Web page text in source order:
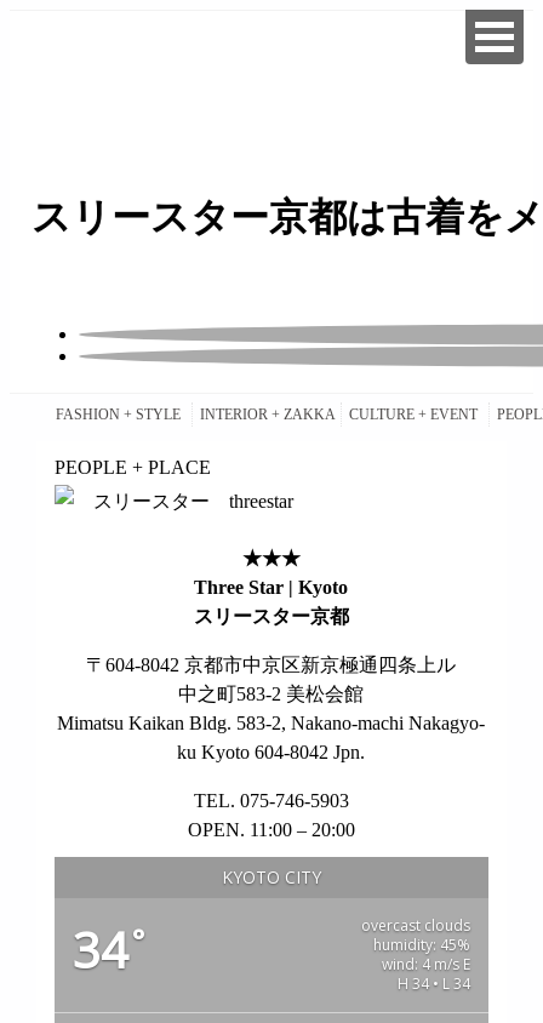
スリースター京都は古着を
FASHION + STYLE INTERIOR + ZAKKA CULTURE + EVENT
PEOPLE + PLACE
★★★
Three Star | Kyoto
スリースター京都
〒604-8042 京都市中京区新京極通四条上ル
中之町583-2 美松会館
Mimatsu Kaikan Bldg. 583-2, Nakano-machi Nakagyo-
ku Kyoto 604-8042 Jpn.
TEL. 075-746-5903
OPEN. 11:00 – 20:00
KYOTO CITY
34°
overcast clouds
humidity: 45%
wind: 4 m/s E
H 34 • L 34